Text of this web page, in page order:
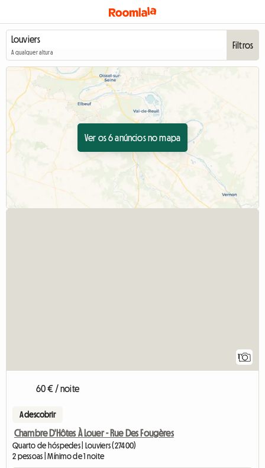
A qualquer altura
Filtros
Ver os 6 anúncios no mapa
1
60 € / noite
A descobrir
Chambre D'Hôtes À Louer - Rue Des Fougères
Quarto de hóspedes | Louviers (27400)
2 pessoas | Mínimo de 1 noite